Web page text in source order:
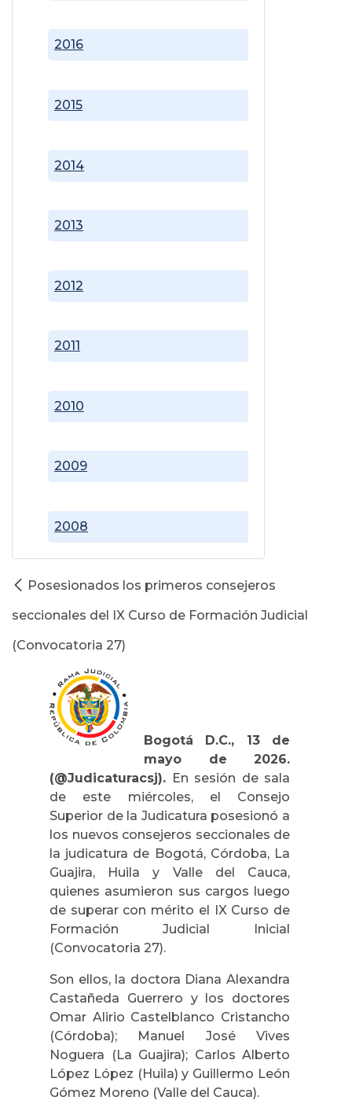
2008
2009
2010
2011
2012
2013
2014
2015
2016
Posesionados los primeros consejeros
seccionales del IX Curso de Formación Judicial
(Convocatoria 27)
Bogotá D.C., 13 de
mayo de 2026.
(@Judicaturacsj). En sesión de sala
de este miércoles, el Consejo
Superior de la Judicatura posesionó a
los nuevos consejeros seccionales de
la judicatura de Bogotá, Córdoba, La
Guajira, Huila y Valle del Cauca,
quienes asumieron sus cargos luego
de superar con mérito el IX Curso de
Formación Judicial Inicial
(Convocatoria 27).
Son ellos, la doctora Diana Alexandra
Castañeda Guerrero y los doctores
Omar Alirio Castelblanco Cristancho
(Córdoba); Manuel José Vives
Noguera (La Guajira); Carlos Alberto
López López (Huila) y Guillermo León
Gómez Moreno (Valle del Cauca).